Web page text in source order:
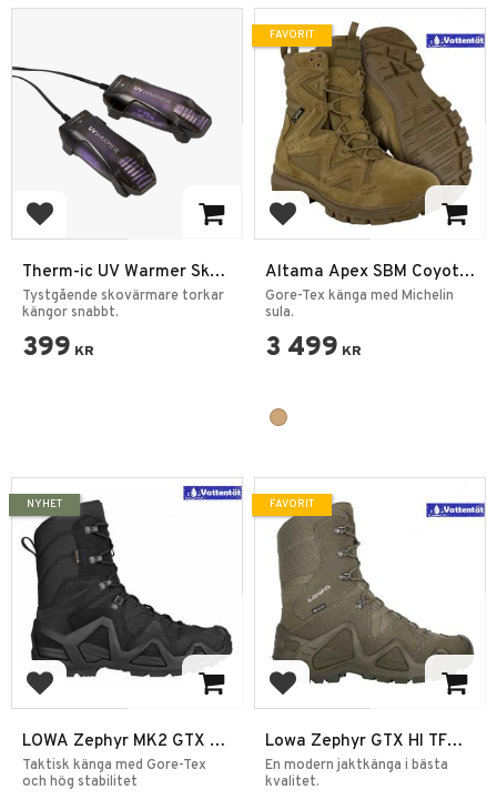
Lägg till i favoriter
Therm-ic UV Warmer Sko-
Pjäxtork
Tystgående skovärmare torkar
kängor snabbt.
399 KR
Lägg till i favoriter
Altama Apex SBM Coyote
Vinterkänga
Gore-Tex känga med Michelin
sula.
3 499 KR
FAVORIT
Lägg till i favoriter
LOWA Zephyr MK2 GTX HI
– Svart Polis &
Militärkänga
Taktisk känga med Gore-Tex
och hög stabilitet
NYHET
Lägg till i favoriter
Lowa Zephyr GTX HI TF
Ranger Green
En modern jaktkänga i bästa
kvalitet.
FAVORIT